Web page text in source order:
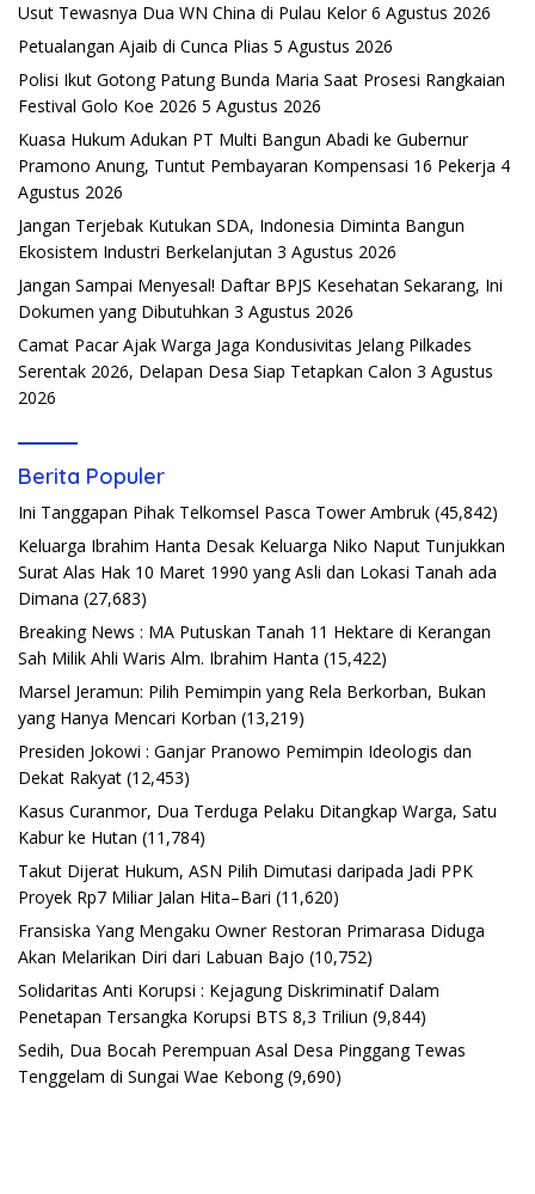
Usut Tewasnya Dua WN China di Pulau Kelor 6 Agustus 2026
Petualangan Ajaib di Cunca Plias 5 Agustus 2026
Polisi Ikut Gotong Patung Bunda Maria Saat Prosesi Rangkaian
Festival Golo Koe 2026 5 Agustus 2026
Kuasa Hukum Adukan PT Multi Bangun Abadi ke Gubernur
Pramono Anung, Tuntut Pembayaran Kompensasi 16 Pekerja 4
Agustus 2026
Jangan Terjebak Kutukan SDA, Indonesia Diminta Bangun
Ekosistem Industri Berkelanjutan 3 Agustus 2026
Jangan Sampai Menyesal! Daftar BPJS Kesehatan Sekarang, Ini
Dokumen yang Dibutuhkan 3 Agustus 2026
Camat Pacar Ajak Warga Jaga Kondusivitas Jelang Pilkades
Serentak 2026, Delapan Desa Siap Tetapkan Calon 3 Agustus
2026
Berita Populer
Ini Tanggapan Pihak Telkomsel Pasca Tower Ambruk (45,842)
Keluarga Ibrahim Hanta Desak Keluarga Niko Naput Tunjukkan
Surat Alas Hak 10 Maret 1990 yang Asli dan Lokasi Tanah ada
Dimana (27,683)
Breaking News : MA Putuskan Tanah 11 Hektare di Kerangan
Sah Milik Ahli Waris Alm. Ibrahim Hanta (15,422)
Marsel Jeramun: Pilih Pemimpin yang Rela Berkorban, Bukan
yang Hanya Mencari Korban (13,219)
Presiden Jokowi : Ganjar Pranowo Pemimpin Ideologis dan
Dekat Rakyat (12,453)
Kasus Curanmor, Dua Terduga Pelaku Ditangkap Warga, Satu
Kabur ke Hutan (11,784)
Takut Dijerat Hukum, ASN Pilih Dimutasi daripada Jadi PPK
Proyek Rp7 Miliar Jalan Hita–Bari (11,620)
Fransiska Yang Mengaku Owner Restoran Primarasa Diduga
Akan Melarikan Diri dari Labuan Bajo (10,752)
Solidaritas Anti Korupsi : Kejagung Diskriminatif Dalam
Penetapan Tersangka Korupsi BTS 8,3 Triliun (9,844)
Sedih, Dua Bocah Perempuan Asal Desa Pinggang Tewas
Tenggelam di Sungai Wae Kebong (9,690)